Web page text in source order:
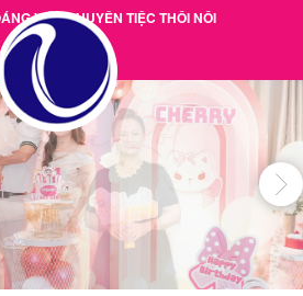
VIỆT CHUYÊN TIỆC THÔI NÔI